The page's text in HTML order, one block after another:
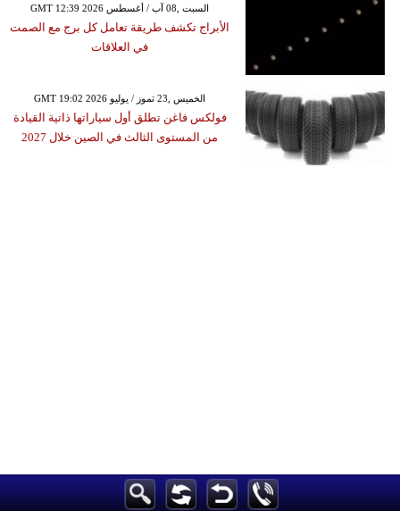
GMT 12:39 2026 السبت ,08 آب / أغسطس
الأبراج تكشف طريقة تعامل كل برج مع الصمت
في العلاقات
GMT 19:02 2026 الخميس ,23 تموز / يوليو
فولكس فاغن تطلق أول سياراتها ذاتية القيادة
من المستوى الثالث في الصين خلال 2027